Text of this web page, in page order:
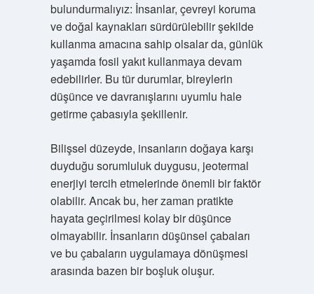
bulundurmalıyız: İnsanlar, çevreyi koruma
ve doğal kaynakları sürdürülebilir şekilde
kullanma amacına sahip olsalar da, günlük
yaşamda fosil yakıt kullanmaya devam
edebilirler. Bu tür durumlar, bireylerin
düşünce ve davranışlarını uyumlu hale
getirme çabasıyla şekillenir.
Bilişsel düzeyde, insanların doğaya karşı
duyduğu sorumluluk duygusu, jeotermal
enerjiyi tercih etmelerinde önemli bir faktör
olabilir. Ancak bu, her zaman pratikte
hayata geçirilmesi kolay bir düşünce
olmayabilir. İnsanların düşünsel çabaları
ve bu çabaların uygulamaya dönüşmesi
arasında bazen bir boşluk oluşur.